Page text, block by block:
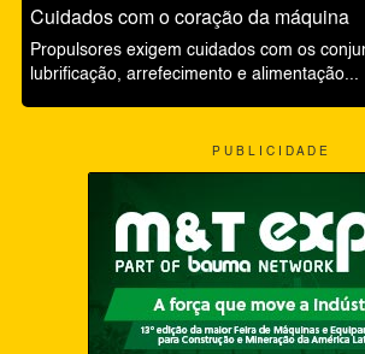
Cuidados com o coração da máquina
Propulsores exigem cuidados com os
lubrificação, arrefecimento e alimentação...
P U B L I C I D A D E